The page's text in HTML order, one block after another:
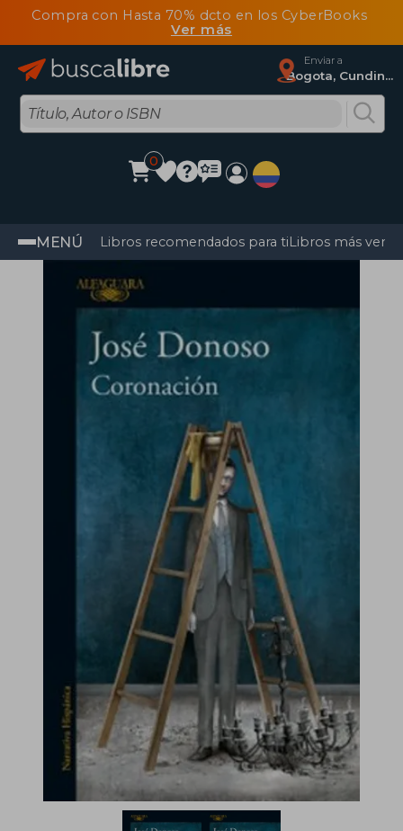
Compra con Hasta 70% dcto en los CyberBooks
Ver más
Enviar a
Bogota, Cundinamarca
0
MENÚ Libros recomendados para tiLibros más